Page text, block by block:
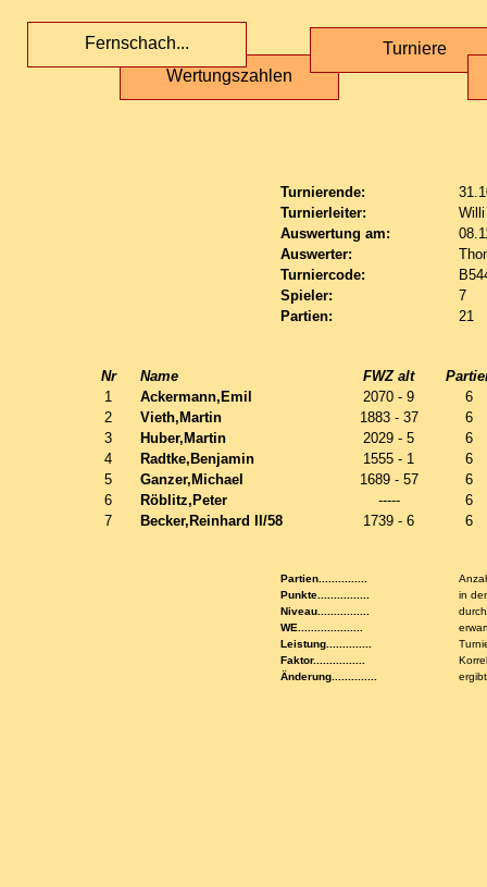
Wertungszahlen
Fernschach... Turniere
Turnierende:
Turnierleiter:
Auswertung am:
Auswerter:
Turniercode:
Spieler:
7
Partien:
21
Nr Name FWZ alt
1
Ackermann,Emil 2070 - 9
6
2
Vieth,Martin 1883 - 37
6
3
Huber,Martin 2029 - 5
6
4
Radtke,Benjamin 1555 - 1
6
5
Ganzer,Michael 1689 - 57
6
6
Röblitz,Peter -----
6
7
Becker,Reinhard II/58 1739 - 6 6
Partien...............
Punkte................
in
Niveau................
WE....................
Leistung..............
Faktor................
Änderung..............